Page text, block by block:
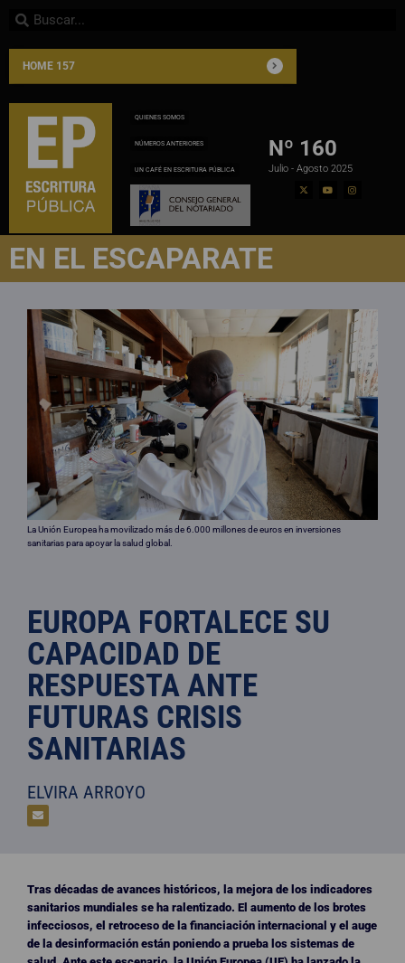
HOME 157
QUIENES SOMOS
NÚMEROS ANTERIORES
UN CAFÉ EN ESCRITURA PÚBLICA
Nº 160
Julio - Agosto 2025
EN EL ESCAPARATE​
La Unión Europea ha movilizado más de 6.000 millones de euros en inversiones
sanitarias para apoyar la salud global.
EUROPA FORTALECE SU
CAPACIDAD DE
RESPUESTA ANTE
FUTURAS CRISIS
SANITARIAS
ELVIRA ARROYO
Tras décadas de avances históricos, la mejora de los indicadores
sanitarios mundiales se ha ralentizado. El aumento de los brotes
infecciosos, el retroceso de la financiación internacional y el auge
de la desinformación están poniendo a prueba los sistemas de